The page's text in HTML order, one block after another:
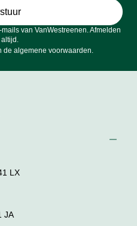
van VanWestreenen. Afmelden
altijd.
de algemene voorwaarden.
LX
JA